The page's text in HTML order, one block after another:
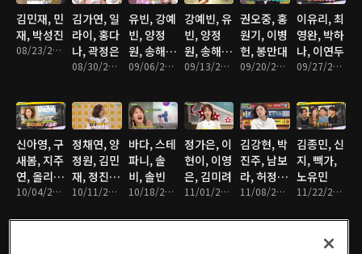
김민재, 민
재, 박성진
08/23/2016 • 1시간 11분
김가연, 일
라이, 홍다
나, 곽정은
08/30/2016 • 1시간 12분
유빈, 강예
빈, 양정
원, 송해나
- 1부
09/06/2016 • 1시간 8분
강예빈, 유
빈, 양정
원, 송해나
- 2부
09/13/2016 • 1시간
권오중, 홍
원기, 이병
헌, 봉만대
09/20/2016 • 1시간 12분
이유리, 최
영완, 박하
나, 이연두
09/27/2016 • 1시간 15분
신아영, 구
새봄, 지주
연, 올리
버, 황재근
10/04/2016 • 1시간 16분
정채연, 양
정원, 김민
재, 정진
운, 김준
진, 경리,
10/11/2016 • 1시간 2분
바다, 스테
파니, 솔
비, 솔빈
10/18/2016 • 1시간 10분
정가은, 이
현이, 이영
은, 김미려
11/01/2016 • 1시간 8분
김강현, 박
진주, 남보
라, 허정
민, 윤종훈
11/08/2016 • 1시간 11분
김종민, 신
지, 빽가,
노유민
11/22/2016 • 1시간 12분